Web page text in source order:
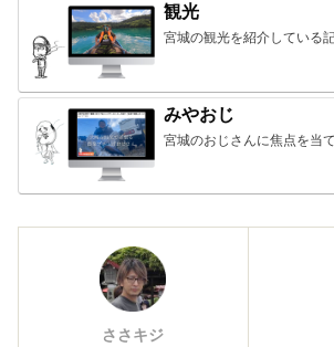
観光
宮城の観光を紹介している
みやおじ
宮城のおじさんに焦点を当
ささキジ